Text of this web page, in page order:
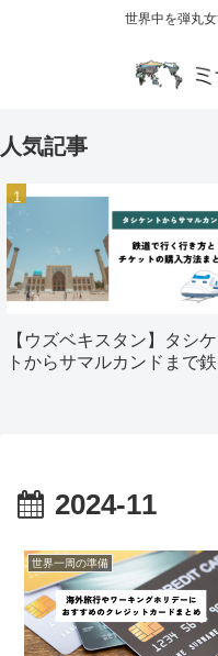
世界中を弾丸
人気記事
【ウズベキスタン】タシ
トからサマルカンドまで
2024-11
世界一周の準備